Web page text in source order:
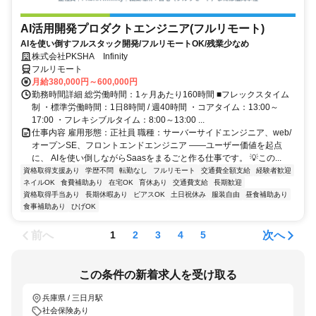
AI活用開発プロダクトエンジニア(フルリモート)
AIを使い倒すフルスタック開発/フルリモートOK/残業少なめ
株式会社PKSHA Infinity
フルリモート
月給380,000円～600,000円
勤務時間詳細 総労働時間：1ヶ月あたり160時間 ■フレックスタイム
制 ・標準労働時間：1日8時間 / 週40時間 ・コアタイム：13:00～
17:00 ・フレキシブルタイム：8:00～13:00 ...
仕事内容 雇用形態：正社員 職種：サーバーサイドエンジニア、web/
オープンSE、フロントエンドエンジニア ――ユーザー価値を起点
に、 AIを使い倒しながらSaasをまるごと作る仕事です。 💡この...
資格取得支援あり 学歴不問 転勤なし フルリモート 交通費全額支給
経験者歓迎
ネイルOK
食費補助あり 在宅OK 育休あり 交通費支給
長期歓迎
資格取得手当あり
長期休暇あり ピアスOK 土日祝休み 服装自由
昼食補助あり
食事補助あり
ひげOK
前へ 1 2 3 4 5 次へ
この条件の新着求人を受け取る
兵庫県 / 三日月駅
社会保険あり